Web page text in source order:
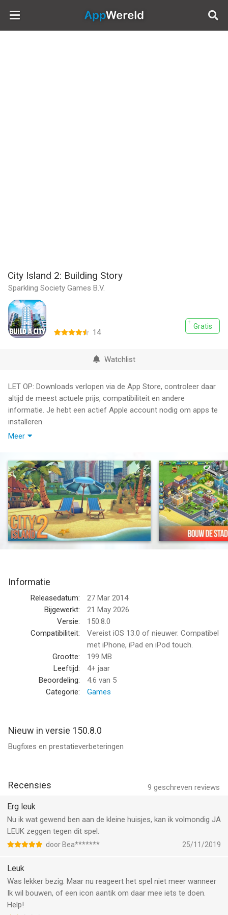
AppWereld
City Island 2: Building Story
Sparkling Society Games B.V.
Gratis
14
Watchlist
LET OP: Downloads verlopen via de App Store, controleer daar
altijd de meest actuele prijs, compatibiliteit en andere
informatie. Je hebt een actief Apple account nodig om apps te
installeren.
Probeer dit populaire spel nu gratis en doe mee!
In City Island 2 - Building Story (Offline sim game) begin je op
een leeg bounty eiland en is de uitdaging hier een bruisende
stad te bouwen, met genoeg huizen voor de bewoners,
electriciteit, banen en vrije tijdsbesteding om de bewoners blij
te maken. Ze zullen je feedback geven hoe goed je het doet,
dus doe je best!
mensen door paden, waterpartijen, parken, strandtenten en
burgergebouwen te plaatsen. Later kun je ook treinen,
vliegvelden en honderden andere prachtige items plaatsen op je
eiland. Als je van gratis citygames houdt, is het bouwen van
een virtuele stad in City Island 2 een absolute aanrader!
City Island 2 is de opvolger van het populaire City Island -ook
van Sparkling Society- welke al door ongeveer 10 miljoen
mensen is gespeeld!
bloeiende stad of zelfs metropool, terwijl je de balans in deze
epische verhaal, je hebt uren gratis speelplezier op dit
** FEATURES **
- Hoge kwaliteit designs
- Intuitief spel met leuke uitdagingen, beloningen en
achievements
- Geniet van leuke quests die je helpen je eigen virtuele paradijs
- Bouw en decoreer een prachtig eiland met meer dan 150
unieke items, wees creatief!
- Verdien en betaal met virtueel goud en cash in het spel
- Overtuig burgers naar je mooie eiland te komen, door oa
Meer
Informatie
Releasedatum:
27 Mar 2014
Bijgewerkt:
21 May 2026
Versie:
150.8.0
Compatibiliteit:
Vereist iOS 13.0 of nieuwer. Compatibel
met iPhone, iPad en iPod touch.
Grootte:
199 MB
Leeftijd:
4+ jaar
Beoordeling:
4.6 van 5
Categorie:
Games
Nieuw in versie 150.8.0
Bugfixes en prestatieverbeteringen
9 geschreven reviews
Recensies
Erg leuk
Nu ik wat gewend ben aan de kleine huisjes, kan ik volmondig JA
LEUK zeggen tegen dit spel.
door Bea******* 25/11/2019
Leuk
Was lekker bezig. Maar nu reageert het spel niet meer wanneer
Ik wil bouwen, of een icon aantik om daar mee iets te doen.
Help!